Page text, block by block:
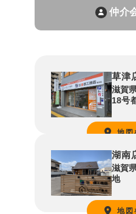
仲介
草津
滋賀
18号
地図
湖南
滋賀
地
地図